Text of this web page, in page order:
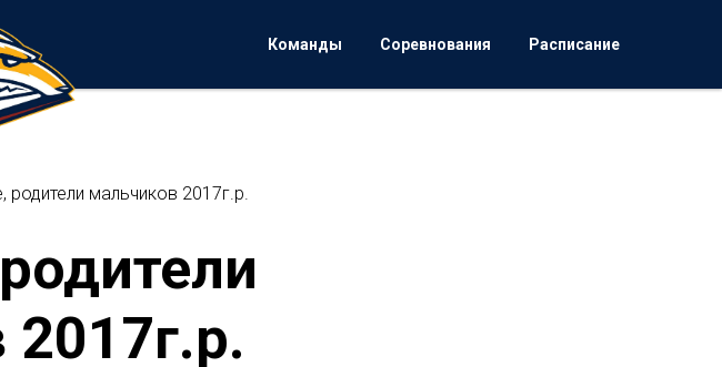
Команды Соревнования Расписание
родители мальчиков 2017г.р.